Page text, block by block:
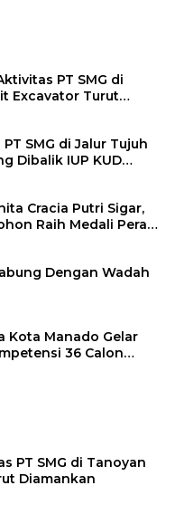
PT SMG di
Excavator Turut
SMG di Jalur Tujuh
Dibalik IUP KUD
Cracia Putri Sigar,
Raih Medali Perak
Dengan Wadah
Kota Manado Gelar
36 Calon
PT SMG di Tanoyan
Diamankan